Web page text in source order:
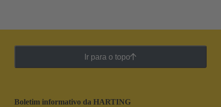
Ir para o topo
Boletim informativo da HARTING